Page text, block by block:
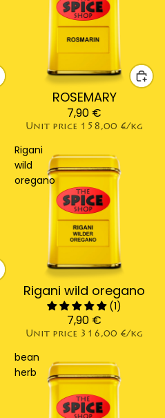
ROSEMARY
7,90 €
Unit price 158,00 €/kg
Rigani
wild
oregano
Sold out
Rigani wild oregano
(1)
7,90 €
Unit price 316,00 €/kg
bean
herb